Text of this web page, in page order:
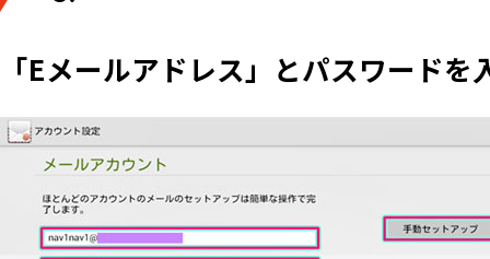
「Eメールアドレス」とパスワードを